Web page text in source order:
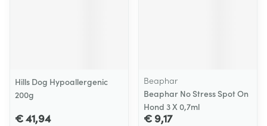
Hills Dog Hypoallergenic
200g
€ 41,94
Beaphar
Beaphar No Stress Spot On
Hond 3 X 0,7ml
€ 9,17